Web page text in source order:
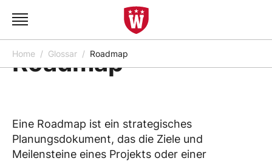
Home Glossar Roadmap
Roadmap
Eine Roadmap ist ein strategisches
Planungsdokument, das die Ziele und
Meilensteine eines Projekts oder einer